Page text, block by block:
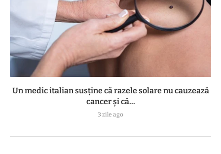
Un medic italian susține că razele solare nu cauzează
cancer și că...
3 zile ago